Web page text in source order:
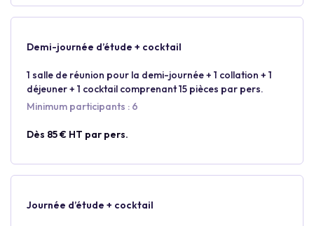
Demi-journée d’étude + cocktail
1 salle de réunion pour la demi-journée + 1 collation + 1
déjeuner + 1 cocktail comprenant 15 pièces par pers.
Minimum participants : 6
Dès 85 € HT par pers.
Journée d’étude + cocktail